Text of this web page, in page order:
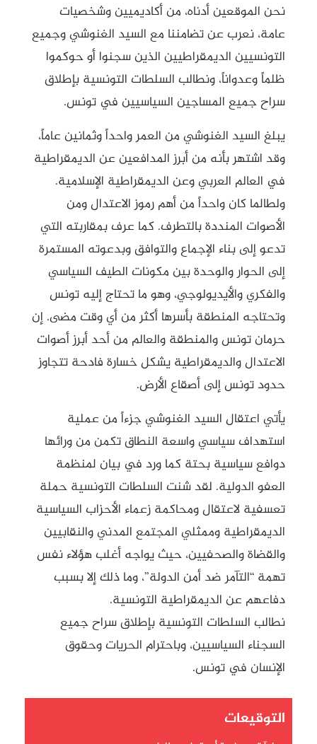
نحن الموقعين أدناه، من أكاديميين وشخصيات
عامة، نعرب عن تضامننا مع السيد الغنوشي وجميع
التونسيين الديمقراطيين الذين سجنوا أو حوكموا
ظلماً وعدواناً، ونطالب السلطات التونسية بإطلاق
سراح جميع المساجين السياسيين في تونس.
يبلغ السيد الغنوشي من العمر واحداً وثمانين عاماً،
وقد اشتهر بأنه من أبرز المدافعين عن الديمقراطية
في العالم العربي وعن الديمقراطية الإسلامية.
ولطالما كان واحداً من أهم رموز الاعتدال ومن
الأصوات المنددة بالتطرف. كما عرف بمقاربته التي
تدعو إلى بناء الإجماع والتوافق وبدعوته المستمرة
إلى الحوار والوحدة بين مكونات الطيف السياسي
والفكري والأيديولوجي، وهو ما تحتاج إليه تونس
وتحتاجه المنطقة بأسرها أكثر من أي وقت مضى. إن
حرمان تونس والمنطقة والعالم من أحد أبرز أصوات
الاعتدال والديمقراطية يشكل خسارة فادحة تتجاوز
حدود تونس إلى أصقاع الأرض.
يأتي اعتقال السيد الغنوشي جزءاً من عملية
استهداف سياسي واسعة النطاق تكمن من ورائها
دوافع سياسية بحتة كما ورد في بيان لمنظمة
العفو الدولية. لقد شنت السلطات التونسية حملة
تعسفية لاعتقال ومحاكمة زعماء الأحزاب السياسية
الديمقراطية وممثلي المجتمع المدني والنقابيين
والقضاة والصحفيين، حيث يواجه أغلب هؤلاء نفس
تهمة “التآمر ضد أمن الدولة”، وما ذلك إلا بسبب
دفاعهم عن الديمقراطية التونسية.
نطالب السلطات التونسية بإطلاق سراح جميع
السجناء السياسيين، وباحترام الحريات وحقوق
الإنسان في تونس.
التوقيعات